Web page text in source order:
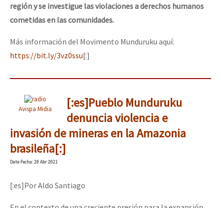
región y se investigue las violaciones a derechos humanos
cometidas en las comunidades.
Más información del Movimento Munduruku aquí:
https://bit.ly/3vz0ssu[:]
Avispa Midia
[:es]Pueblo Munduruku
denuncia violencia e
invasión de mineras en la Amazonia
brasileña[:]
DateFecha: 29 Abr 2021
[:es]Por Aldo Santiago